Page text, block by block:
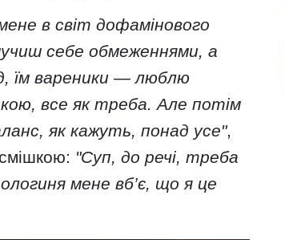
в світ дофамінового
себе обмеженнями, а
їм вареники — люблю
все як треба. Але потім
як кажуть, понад усе",
"Суп, до речі, треба
мене вб’є, що я це